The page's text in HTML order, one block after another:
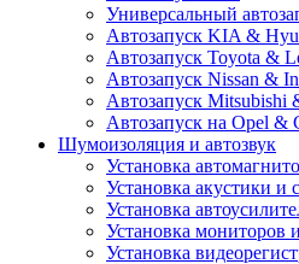
Универсальный
Автозапуск KIA &
Автозапуск Toyota &
Автозапуск Nissan &
Автозапуск Mitsubishi
Автозапуск на Opel &
Шумоизоляция и автозвук
Установка
Установка акустики и
Установка
Установка мониторов
Установка